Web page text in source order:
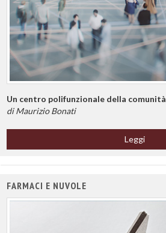
Un centro polifunzionale della comunità
di Maurizio Bonati
Leggi
FARMACI E NUVOLE